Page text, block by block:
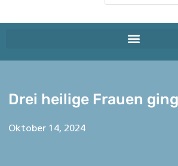
Drei heilige Frauen
Oktober 14, 2024